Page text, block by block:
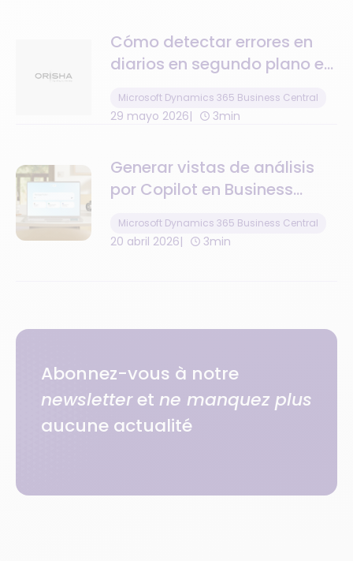
Cómo detectar errores en
diarios en segundo plano en
Microsoft Dynamics 365 Business Central
29 mayo 2026 3min
Generar vistas de análisis
por Copilot en Business
Microsoft Dynamics 365 Business Central
20 abril 2026 3min
Abonnez-vous à notre
newsletteret ne manquez plus
aucune actualité